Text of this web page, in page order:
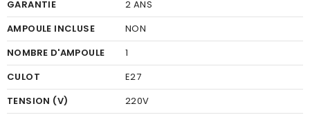
GARANTIE
2 ANS
AMPOULE INCLUSE
NON
NOMBRE D'AMPOULE
1
CULOT
E27
TENSION (V)
220V